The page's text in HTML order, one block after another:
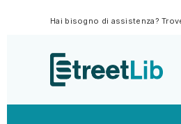
Hai bisogno di assistenza?